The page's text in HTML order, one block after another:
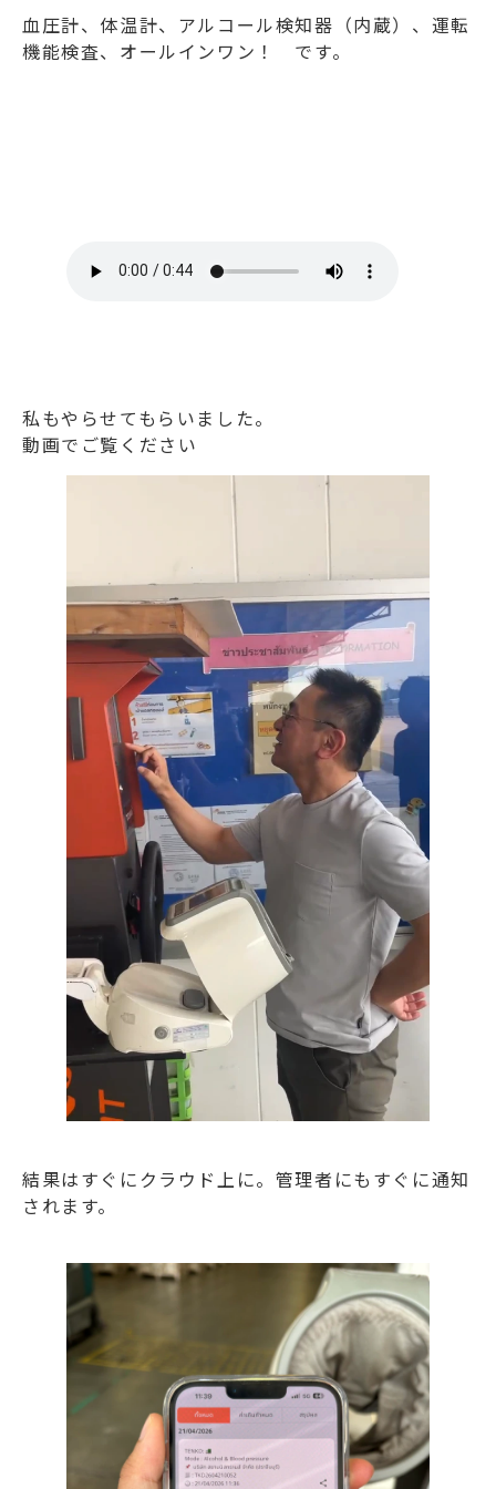
血圧計、体温計、アルコール検知器（内蔵）、運転
機能検査、オールインワン！ です。
私もやらせてもらいました。
動画でご覧ください
結果はすぐにクラウド上に。管理者にもすぐに通知
されます。